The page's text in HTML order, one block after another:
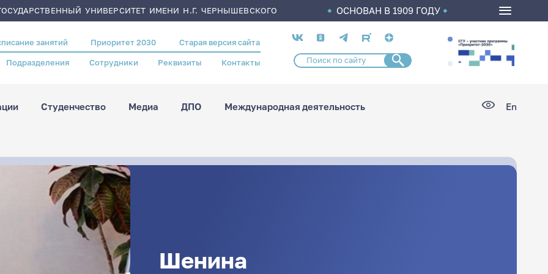
УНИВЕРСИТЕТ ИМЕНИ Н.Г. ЧЕРНЫШЕВСКОГО ОСНОВАН В 1909 ГОДУ
занятий Приоритет 2030 Старая версия сайта
Подразделения Сотрудники Реквизиты Контакты
Социальные
сети
Студенчество Медиа ДПО Международная деятельность En
Шенина